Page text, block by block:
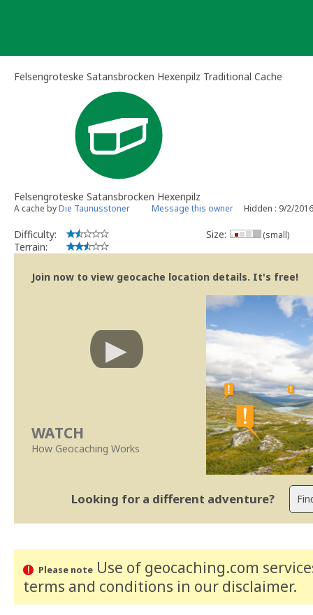
Felsengroteske Satansbrocken Hexenpilz Traditional Cache
Felsengroteske Satansbrocken Hexenpilz
A cache byDie Taunusstoner Message this owner Hidden : 9/2/2016
Difficulty:
Terrain:
Size: (small)
Join now to view geocache location details. It's free!
WATCH
How Geocaching Works
Looking for a different adventure?
Please noteUse of geocaching.com
terms and conditions in our disclaimer.